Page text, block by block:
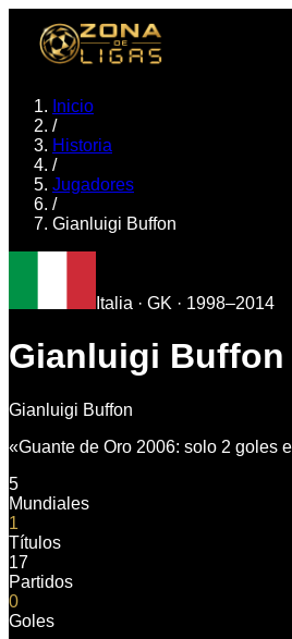
Inicio
/
Historia
/
Jugadores
/
Gianluigi Buffon
Italia · GK · 1998–2014
Gianluigi Buffon
Gianluigi Buffon
«Guante de Oro 2006: solo 2 goles
5
Mundiales
1
Títulos
17
Partidos
0
Goles